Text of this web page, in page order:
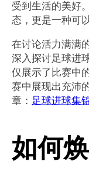
受到生活的美好
态，更是一种可
在讨论活力满满
深入探讨足球进
仅展示了比赛中
赛中展现出充沛
章： 足球进球集
如何